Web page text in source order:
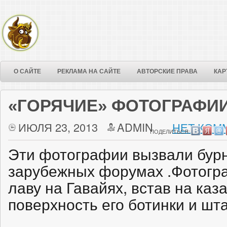
О САЙТЕ РЕКЛАМА НА САЙТЕ АВТОРСКИЕ ПРАВА
«ГОРЯЧИЕ»
ИЮЛЯ 23, 2013 ADMIN НЕТ
ПОДЕЛИТЬСЯ:
Эти фотографии вызвали
зарубежных форумах
лаву на Гавайях, встав на
поверхность его ботинки и